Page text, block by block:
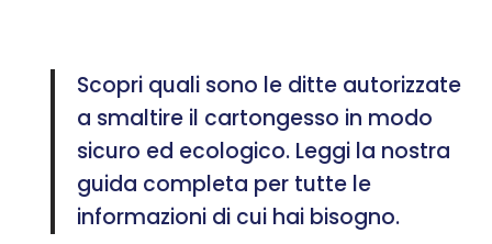
Scopri quali sono le ditte autorizzate
a smaltire il cartongesso in modo
sicuro ed ecologico. Leggi la nostra
guida completa per tutte le
informazioni di cui hai bisogno.